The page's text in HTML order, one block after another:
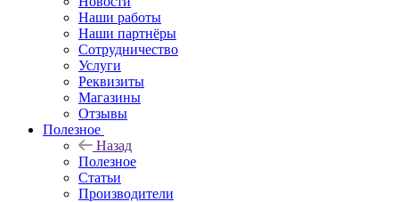
Наши работы
Наши партнёры
Сотрудничество
Услуги
Реквизиты
Магазины
Отзывы
Полезное
Назад
Полезное
Статьи
Производители